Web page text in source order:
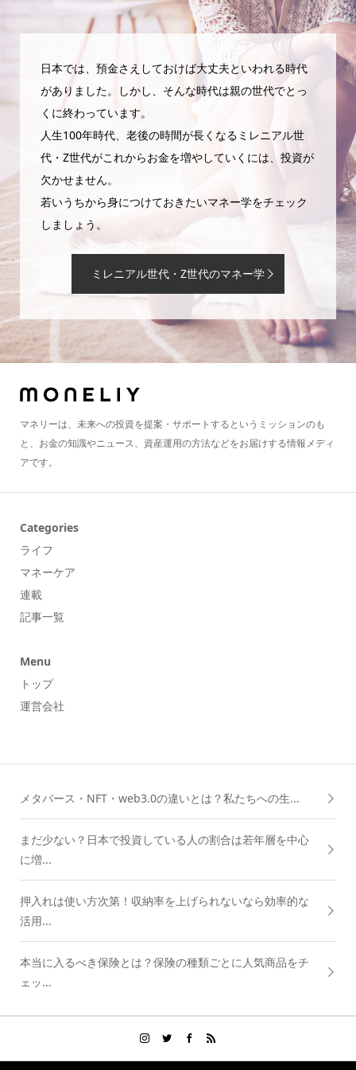
日本では、預金さえしておけば大丈夫といわれる時代
がありました。しかし、そんな時代は親の世代でとっ
くに終わっています。
人生100年時代、老後の時間が長くなるミレニアル世
代・Z世代がこれからお金を増やしていくには、投資が
欠かせません。
若いうちから身につけておきたいマネー学をチェック
しましょう。
ミレニアル世代・Z世代のマネー学
マネリーは、未来への投資を提案・サポートするというミッションのも
と、お金の知識やニュース、資産運用の方法などをお届けする情報メディ
アです。
Categories
ライフ
マネーケア
連載
記事一覧
Menu
トップ
運営会社
メタバース・NFT・web3.0の違いとは？私たちへの生...
まだ少ない？日本で投資している人の割合は若年層を中心
に増...
押入れは使い方次第！収納率を上げられないなら効率的な
活用...
本当に入るべき保険とは？保険の種類ごとに人気商品をチ
ェッ...